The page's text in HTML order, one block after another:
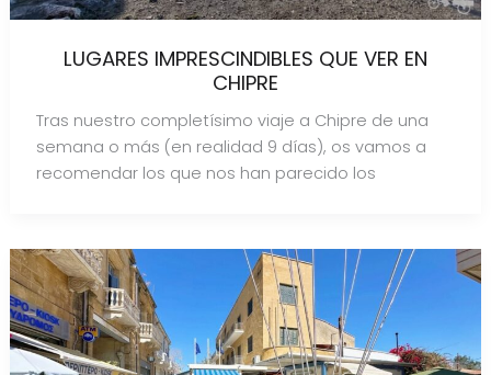
LUGARES IMPRESCINDIBLES QUE VER EN
CHIPRE
Tras nuestro completísimo viaje a Chipre de una
semana o más (en realidad 9 días), os vamos a
recomendar los que nos han parecido los